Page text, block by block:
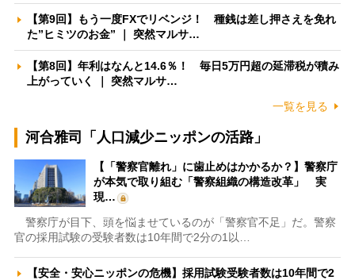
【第9回】もう一度FXでリベンジ！ 種銭は差し押さえを免れ
た”ヒミツのお金” ｜ 突然マルサ…
【第8回】年利はなんと14.6％！ 毎日5万円超の延滞税が積み
上がっていく ｜ 突然マルサ…
一覧を見る
河合雅司「人口減少ニッポンの活路」
【「警察官離れ」に歯止めはかかるか？】警察庁
が本気で取り組む「警察組織の構造改革」 実
現…
警察庁が目下、頭を悩ませているのが「警察官不足」だ。警察
官の採用試験の受験者数は10年間で2分の1以…
【安全・安心ニッポンの危機】採用試験受験者数は10年間で2